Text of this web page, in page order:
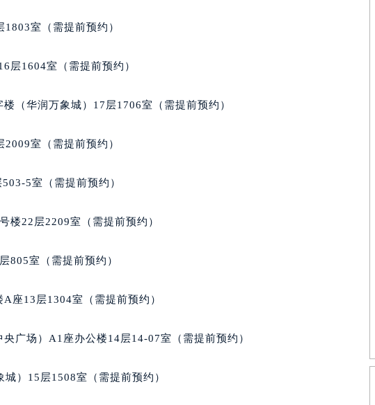
中心T1写字楼9层907室（需提前预约）
字楼16层1603室（需提前预约）
大厦38层09室（需提前预约）
大厦B座12楼03室（需提前预约）
层04室（需提前预约）
A座(旺进大厦)18层09室（需提前预约）
场写字楼10层06室（需提前预约）
安国际中心E座6楼10室（需提前预约）
写字楼A座10层1002室（需提前预约）
西街70号华润万象城写字楼（鄂尔多斯大厦）23层2326室（需提前预约）
室（需提前预约）
层1604室（需提前预约）
（华润万象城）17层1706室（需提前预约）
室（需提前预约）
5室（需提前预约）
楼22层2209室（需提前预约）
805室（需提前预约）
座13层1304室（需提前预约）
广场）A1座办公楼14层14-07室（需提前预约）
）15层1508室（需提前预约）